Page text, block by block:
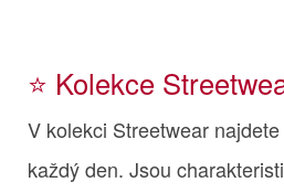
⭐️ Kolekce
V kolekci Streetwear
každý den. Jsou